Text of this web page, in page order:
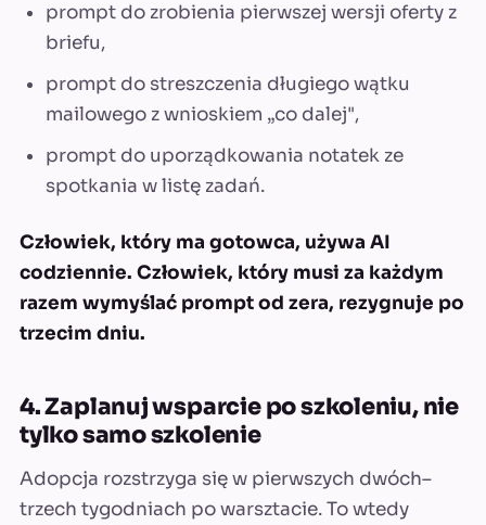
prompt do zrobienia pierwszej wersji oferty z
briefu,
prompt do streszczenia długiego wątku
mailowego z wnioskiem „co dalej",
prompt do uporządkowania notatek ze
spotkania w listę zadań.
Człowiek, który ma gotowca, używa AI
codziennie. Człowiek, który musi za każdym
razem wymyślać prompt od zera, rezygnuje po
trzecim dniu.
4. Zaplanuj wsparcie po szkoleniu, nie
tylko samo szkolenie
Adopcja rozstrzyga się w pierwszych dwóch–
trzech tygodniach po warsztacie. To wtedy